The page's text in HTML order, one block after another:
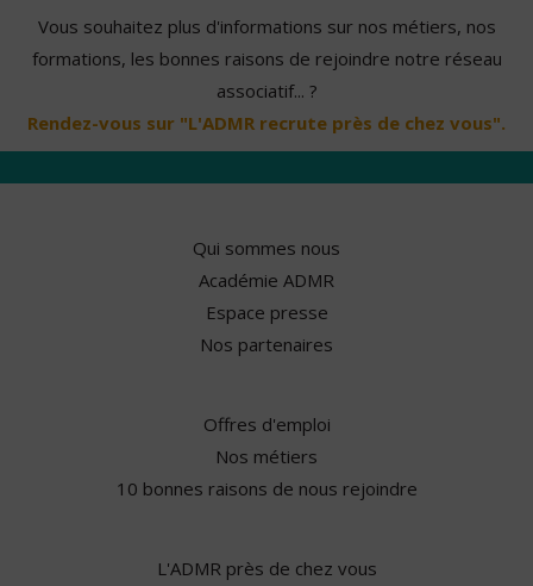
Vous souhaitez plus d'informations sur nos métiers, nos
formations, les bonnes raisons de rejoindre notre réseau
associatif... ?
Rendez-vous sur "L'ADMR recrute près de chez vous".
Qui sommes nous
Académie ADMR
Espace presse
Nos partenaires
Offres d'emploi
Nos métiers
10 bonnes raisons de nous rejoindre
L'ADMR près de chez vous